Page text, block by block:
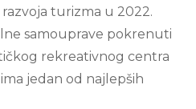
turizma u 2022.
samouprave pokrenuti
rekreativnog centra
jedan od najlepših